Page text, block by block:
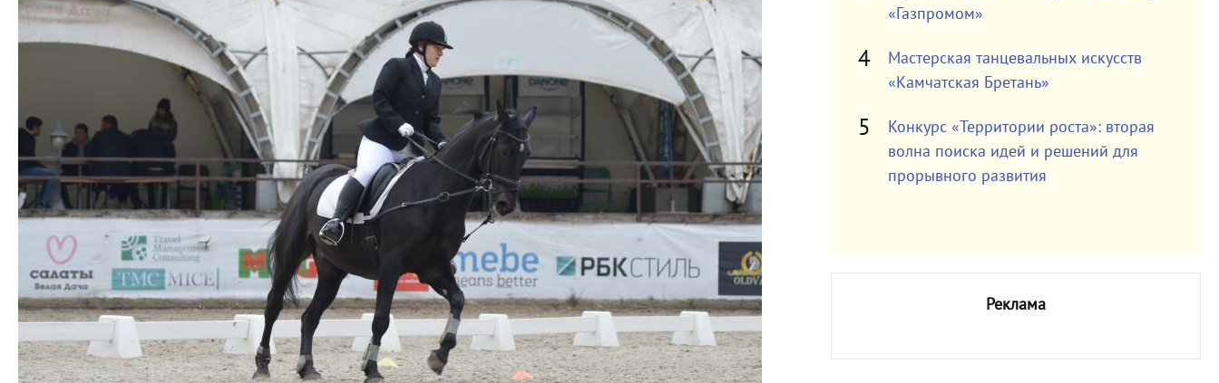
«Газпромом»
Мастерская танцевальных искусств
«Камчатская Бретань»
Конкурс «Территории роста»: вторая
волна поиска идей и решений для
прорывного развития
Реклама